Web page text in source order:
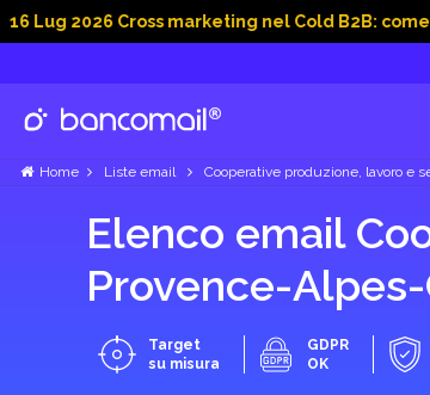
2026 Cross marketing nel Cold B2B: come
Home Liste email Cooperative produzione, lavoro e
Elenco email
Provence-
Target
su misura
GDPR
OK